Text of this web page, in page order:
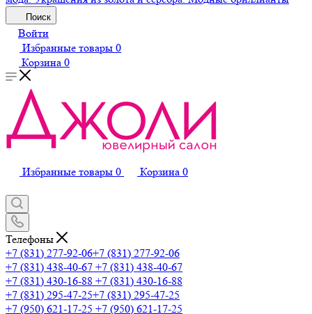
Поиск
Войти
Избранные товары 0
Корзина 0
Избранные товары 0 Корзина 0
Телефоны
+7 (831) 277-92-06+7 (831) 277-92-06
+7 (831) 438-40-67 +7 (831) 438-40-67
+7 (831) 430-16-88 +7 (831) 430-16-88
+7 (831) 295-47-25+7 (831) 295-47-25
+7 (950) 621-17-25 +7 (950) 621-17-25